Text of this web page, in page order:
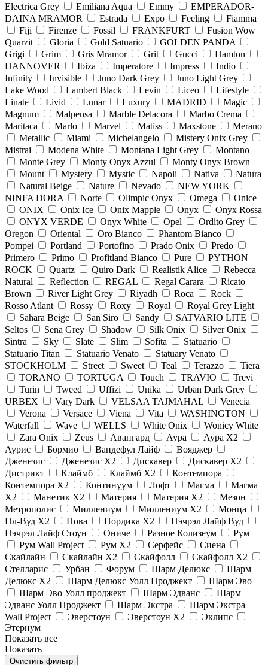
Electrica Grey
Emiliana Aqua Emmy
EMPERADOR-
DAINA MRAMOR
Estrada Expo Feeling
Fiamma
Fiji
Firenze Fossil FRANKFURT
Fusion Wow
Quarzit
Gloria Gold Satuario
GOLDEN PANDA
Grigi
Grim Gris Mramor Grit Gucci
Hamton
HANNOVER
Ibiza Imperatore Impress
Indio
Infinity
Invisible Juno Dark Grey
Juno Light Grey
Lake Wood
Lambert Black Levin Liceo
Lifestyle
Linate
Livid Lunar Luxury MADRID
Magic
Magnum
Malpensa Marble Delacora
Marbo Crema
Maritaca
Marlo Marvel Matiss Maxstone
Merano
Metallic
Miami Michelangelo
Mistery Onix Grey
Mistrai
Modena White Montana Light Grey
Montano
Monte Grey
Monty Onyx Azzul
Monty Onyx Brown
Mount
Mystery Mystic Napoli Nativa
Natura
Natural Beige
Nature Nevado
NEW YORK
NINFA DORA
Norte Olimpic Onyx Omega
Onice
ONIX
Onix Ice Onix Mapple Onyx
Onyx Rossa
ONYX VERDE
Onyx White Opel
Ordito Grey
Oregon
Oriental Oro Bianco
Phantom Bianco
Pompei
Portland Portofino Prado Onix
Predo
Primero
Primo Profitland Bianco Pure
PYTHON
ROCK
Quartz Quiro Dark Realistik Alice
Rebecca
Natural
Reflection REGAL Regal Carara
Ricato
Brown
River Light Grey Riyadh Roca
Rock
Rosso Atlant
Rossy Roxy Royal
Royal Grey Light
Sahara Beige
San Siro Sandy
SATVARIO LITE
Seltos
Sena Grey Shadow Silk Onix
Silver Onix
Sintra
Sky Slate Slim Sofita
Statuario
Statuario Titan
Statuario Venato
Statuary Venato
STOCKHOLM
Street Sweet Teal Terazzo
Tiera
TORANO
TORTUGA Touch TRAVIO
Trevi
Turin
Tweed Uffizi Unika
Urban Dark Grey
URBEX
Vary Dark VELSAA TAJMAHAL
Venecia
Verona
Versace Viena Vita
WASHINGTON
Waterfall
Wave WELLS White Onix
Wonicy White
Zara Onix
Zeus Авангард Аура
Аура X2
Аурис
Бормио Вандефул Лайф
Вояджер
Дженезис
Дженезис X2 Дискавер
Дискавер X2
Дистрикт
Клаймб Клаймб X2
Контемпора
Контемпора X2
Континуум Лофт Магма
Магма
X2
Манетик X2 Материя Материя X2
Мезон
Метрополис
Миллениум Миллениум X2
Монца
Нл-Вуд X2
Нова Нордика X2
Нэчрэл Лайф Вуд
Нэчрэл Лайф Стоун
Ониче Разное Колизеум
Рум
Рум Wall Project
Рум X2 Серфейс
Сиена
Скайлайн
Скайлайн X2 Скайфолл
Скайфолл X2
Стелларис
Урбан Форум Шарм Делюкс
Шарм
Делюкс X2
Шарм Делюкс Уолл Проджект
Шарм Эво
Шарм Эво Уолл проджект
Шарм Эдванс
Шарм
Эдванс Уолл Проджект
Шарм Экстра
Шарм Экстра
Wall Project
Эверстоун Эверстоун X2
Эклипс
Этернум
Показать все
Показать
Очистить фильтр